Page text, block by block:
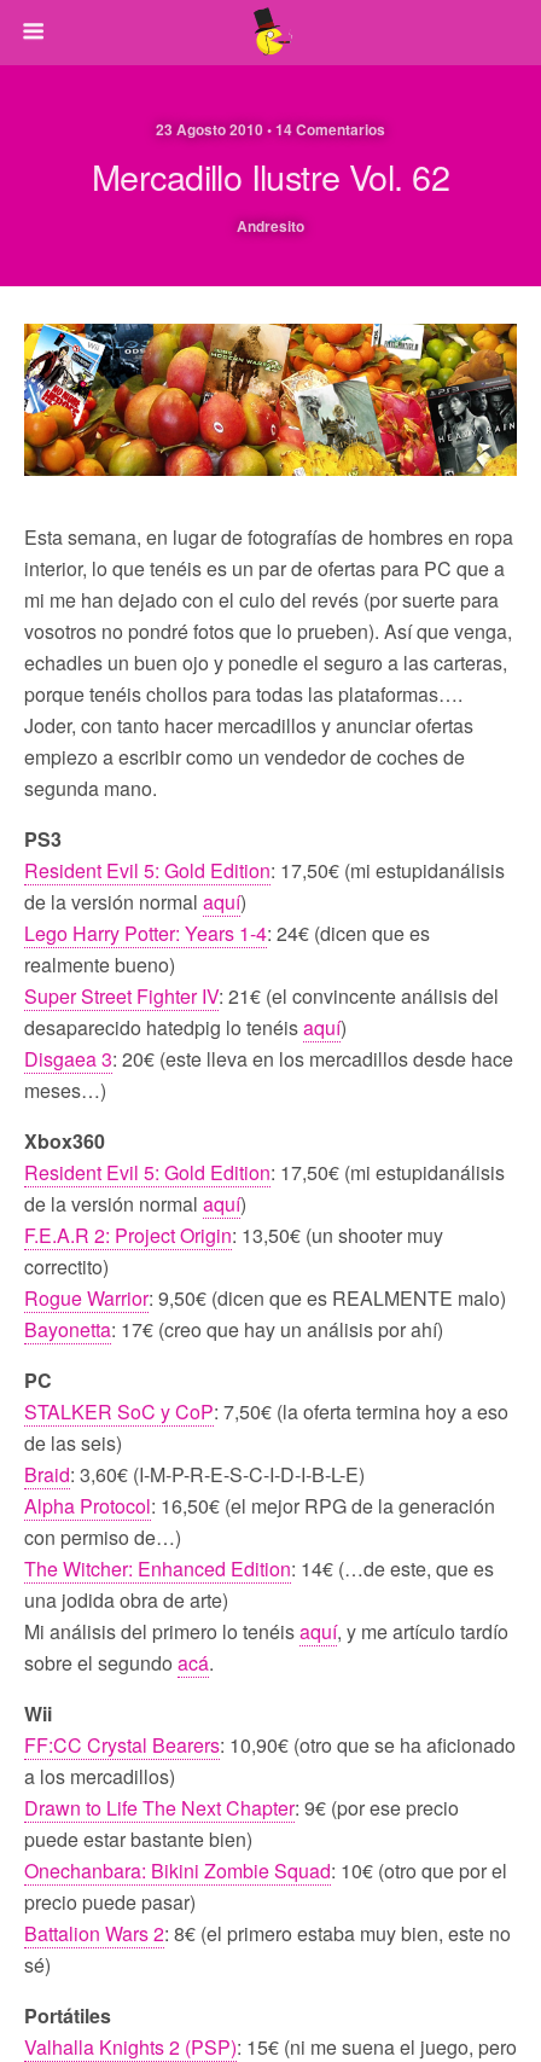
23 Agosto 2010 • 14 Comentarios
Mercadillo Ilustre Vol. 62
Andresito
Esta semana, en lugar de fotografías de hombres en ropa
interior, lo que tenéis es un par de ofertas para PC que a
mi me han dejado con el culo del revés (por suerte para
vosotros no pondré fotos que lo prueben). Así que venga,
echadles un buen ojo y ponedle el seguro a las carteras,
porque tenéis chollos para todas las plataformas….
Joder, con tanto hacer mercadillos y anunciar ofertas
empiezo a escribir como un vendedor de coches de
segunda mano.
PS3
Resident Evil 5: Gold Edition: 17,50€ (mi estupidanálisis
de la versión normal aquí)
Lego Harry Potter: Years 1-4: 24€ (dicen que es
realmente bueno)
Super Street Fighter IV: 21€ (el convincente análisis del
desaparecido hatedpig lo tenéisaquí)
Disgaea 3: 20€ (este lleva en los mercadillos desde hace
meses…)
Xbox360
Resident Evil 5: Gold Edition: 17,50€ (mi estupidanálisis
de la versión normal aquí)
F.E.A.R 2: Project Origin: 13,50€ (un shooter muy
correctito)
Rogue Warrior: 9,50€ (dicen que es REALMENTE malo)
Bayonetta: 17€ (creo que hay un análisis por ahí)
PC
STALKER SoC y CoP: 7,50€ (la oferta termina hoy a eso
de las seis)
Braid: 3,60€ (I-M-P-R-E-S-C-I-D-I-B-L-E)
Alpha Protocol: 16,50€ (el mejor RPG de la generación
con permiso de…)
The Witcher: Enhanced Edition: 14€ (…de este, que es
una jodida obra de arte)
Mi análisis del primero lo tenéisaquí, y me artículo tardío
sobre el segundo acá.
Wii
FF:CC Crystal Bearers: 10,90€ (otro que se ha aficionado
a los mercadillos)
Drawn to Life The Next Chapter: 9€ (por ese precio
puede estar bastante bien)
Onechanbara: Bikini Zombie Squad: 10€ (otro que por el
precio puede pasar)
Battalion Wars 2: 8€ (el primero estaba muy bien, este no
sé)
Portátiles
Valhalla Knights 2 (PSP): 15€ (ni me suena el juego, pero